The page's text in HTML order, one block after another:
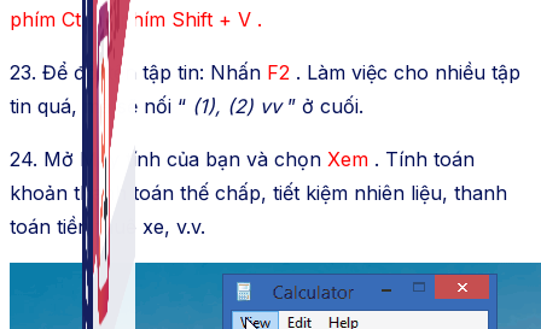
phím Ctrl + phím Shift + V .
23. Để đổi tên tập tin: Nhấn F2 . Làm việc cho nhiều tập
tin quá, mà sẽ nối “ (1), (2) vv” ở cuối.
24. Mở Máy tính của bạn và chọn Xem . Tính toán
khoản thanh toán thế chấp, tiết kiệm nhiên liệu, thanh
toán tiền thuê xe, v.v.